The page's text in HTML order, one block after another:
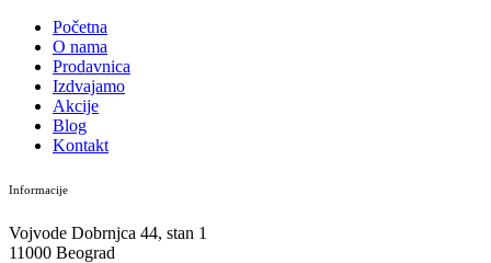
Početna
O nama
Prodavnica
Izdvajamo
Akcije
Blog
Kontakt
Informacije
Vojvode Dobrnjca 44, stan 1
11000 Beograd